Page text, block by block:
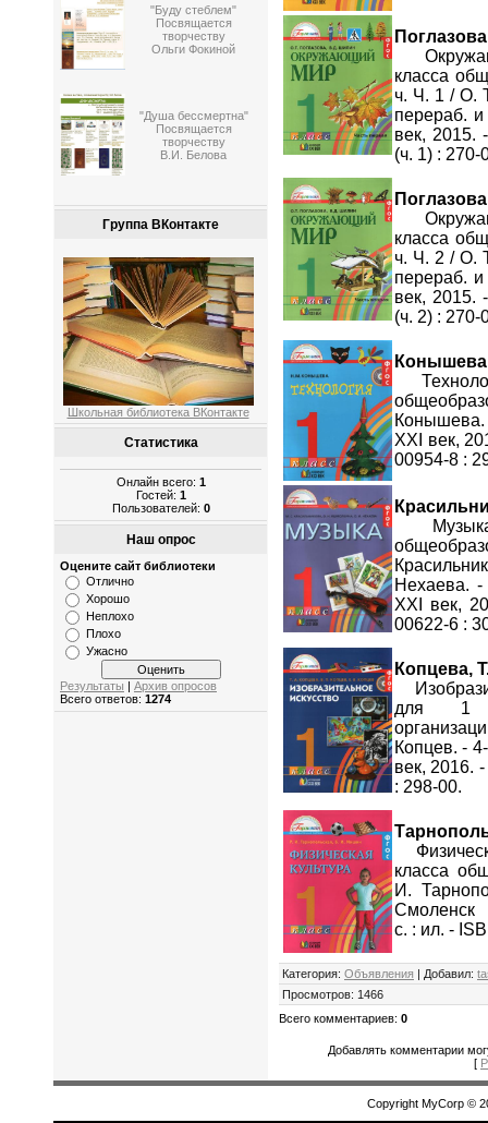
"Буду стеблем"
Посвящается
творчеству
Ольги Фокиной
"Душа бессмертна"
Посвящается
творчеству
В.И. Белова
Группа ВКонтакте
Школьная библиотека ВКонтакте
Статистика
Онлайн всего: 1
Гостей: 1
Пользователей: 0
Наш опрос
Оцените сайт библиотеки
Отлично
Хорошо
Неплохо
Плохо
Ужасно
Результаты
Архив опросов
Всего ответов: 1274
класса
ч. Ч. 1 / О.
перераб.
век, 2015.
(ч. 1) : 270-
класса
ч. Ч. 2 / О.
перераб.
век, 2015.
(ч. 2) : 270-
XXI век,
00954-8 :
Музыка
Нехаева.
XXI век,
00622-6 :
Копцева,
для 1
Копцев. -
век, 2016.
: 298-00.
класса
И.
Смоленск
с. : ил. -
Категория: Объявления | Добавил:
Просмотров: 1466
Всего комментариев: 0
Добавлять комментарии
[
Copyright MyCorp ©